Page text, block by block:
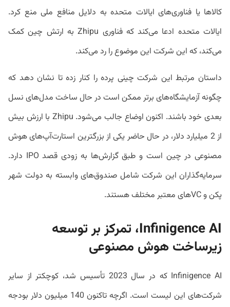
کالاها یا فناوری‌های ایالات متحده به دلایل منافع ملی منع کرد.
ایالات متحده ادعا می‌کند که فناوری Zhipu به ارتش چین کمک
می‌کند، که این شرکت این موضوع را رد می‌کند.
داستان مرتبط این شرکت چینی پرده را کنار زده تا نشان دهد که
چگونه آزمایشگاه‌های برتر ممکن است در حال ساخت مدل‌های نسل
بعدی خود باشند. اکنون اوضاع جالب می‌شود. Zhipu با ارزش بیش
از 2 میلیارد دلار، در حال حاضر یکی از بزرگترین استارت‌آپ‌های هوش
مصنوعی در چین است و طبق گزارش‌ها به زودی قصد IPO دارد.
سرمایه‌گذاران این شرکت شامل صندوق‌های وابسته به دولت شهر
پکن و VCهای معتبر مختلف هستند.
Infinigence AI، تمرکز بر توسعه
زیرساخت هوش مصنوعی
Infinigence AI که در سال 2023 تأسیس شد، کوچکتر از سایر
شرکت‌های این لیست است. اگرچه تاکنون 140 میلیون دلار بودجه